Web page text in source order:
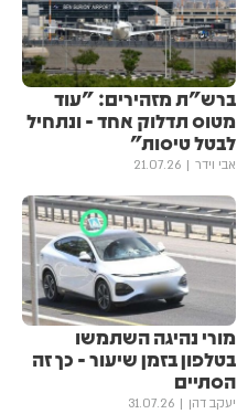
ברש"ת מזהירים: "עוד
מטוס תדלוק אחד - ונתחיל
לבטל טיסות"
אבי וידר 21.07.26
מורי נהיגה השתמשו
בטלפון בזמן שיעור - כך זה
הסתיים
יעקב דהן 31.07.26